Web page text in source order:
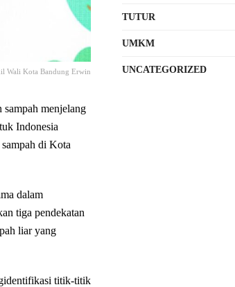
Wali Kota Bandung Erwin
menjelang
Indonesia
di Kota
dalam
tiga pendekatan
liar yang
titik-titik
TUTUR
UMKM
UNCATEGORIZED